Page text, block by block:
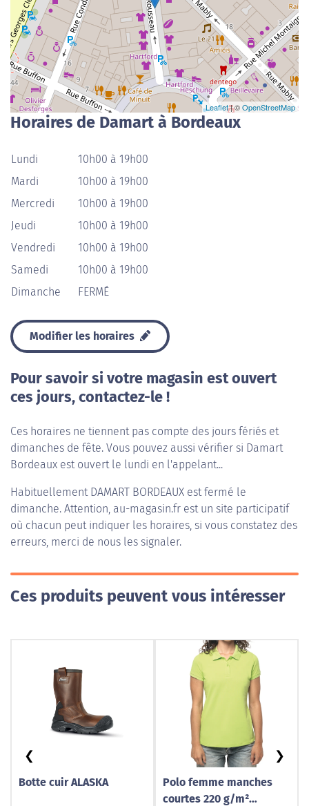
Leaflet| ©OpenStreetMap
Horaires de Damart à Bordeaux
Lundi
10h00 à 19h00
Mardi
10h00 à 19h00
Mercredi
10h00 à 19h00
Jeudi
10h00 à 19h00
Vendredi
10h00 à 19h00
Samedi
10h00 à 19h00
Dimanche
FERMÉ
Modifier les horaires
Pour savoir si votre magasin est ouvert
ces jours, contactez-le !
Ces horaires ne tiennent pas compte des jours fériés et
dimanches de fête. Vous pouvez aussi vérifier si Damart
Bordeaux est ouvert le lundi en l'appelant...
Habituellement DAMART BORDEAUX est fermé le
dimanche. Attention, au-magasin.fr est un site participatif
où chacun peut indiquer les horaires, si vous constatez des
erreurs, merci de nous les signaler.
Ces produits peuvent vous intéresser
Botte cuir ALASKA
Polo femme manches
courtes 220 g/m²
❮ ❯